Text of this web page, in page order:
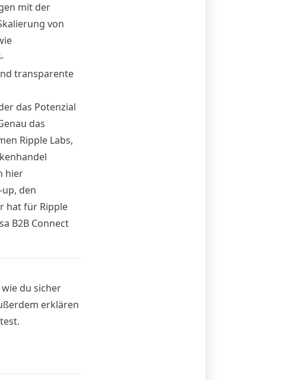
mit der
von
transparente
das Potenzial
das
Ripple Labs,
hier
den
hat für Ripple
B2B Connect
du sicher
erklären